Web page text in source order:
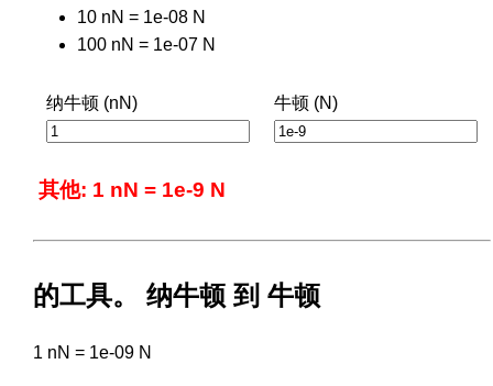
10 nN = 1e-08 N
100 nN = 1e-07 N
纳牛顿 (nN) 牛顿 (N)
其他: 1 nN = 1e-9 N
的工具。 纳牛顿 到 牛顿
1 nN = 1e-09 N